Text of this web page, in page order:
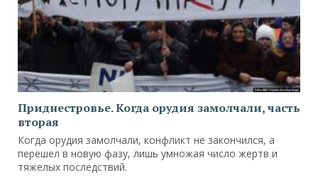
Приднестровье. Когда орудия замолчали, часть
вторая
Когда орудия замолчали, конфликт не закончился, а
перешел в новую фазу, лишь умножая число жертв и
тяжелых последствий.